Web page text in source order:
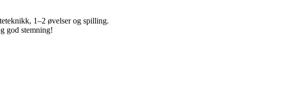
1–2 øvelser og spilling.
god stemning!